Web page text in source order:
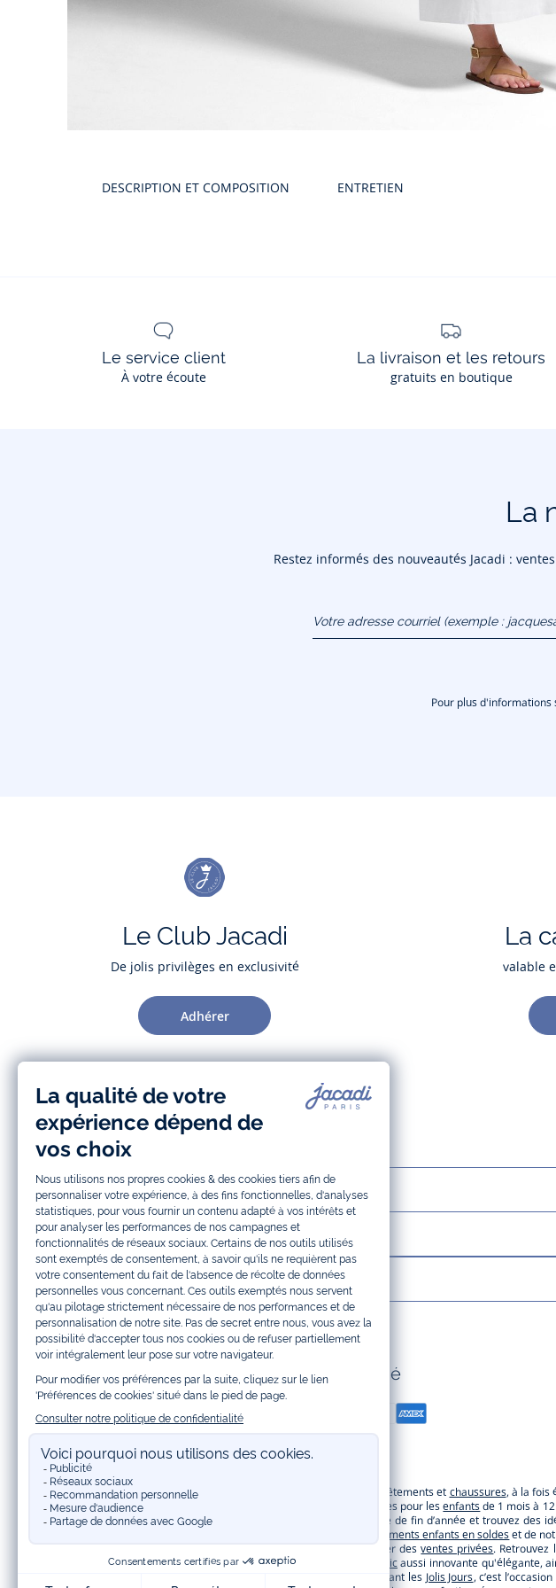
Galerie
DESCRIPTION ET COMPOSITION ENTRETIEN
Le service client
À votre écoute
La livraison et les retours
gratuits en boutique
La
Restez informés des nouveautés Jacadi :
(exemple :
jacquesadit@gmail.com)
Pour plus d'informations
Le Club Jacadi
De jolis privilèges en exclusivité
Adhérer
La
valable
AIDE ET SERVICES
LA MAISON JACADI
INFOS LÉGALES ET COOKIES
Paiement 100% sécurisé
Jacadi Paris vous propose sur sa boutique en ligne une grande variété de vêtements et chaussures, à la fois
shirt, pull et short pour les
et de pantalons, chaussettes et accessoires pour lesenfantsde 1 mois à
à vos articles pour enfants. Profitez aussi de nos collections spéciales fête de fin d’année et trouvez des
vêtements enfants en soldeset de
à prix tout ronds. Adhérez au programme de Fidélité Jacadi afin de profiter desventes privées. Retrouvez
originaux et ludiques avec des détails réfléchissants, la collection
Sport Chicaussi innovante qu'élégante,
. Pendant les Jolis Jours, c’est